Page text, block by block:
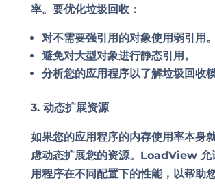
率。要优化垃圾回收：
对不需要强引用的对象使用弱引用。
避免对大型对象进行静态引用。
分析您的应用程序以了解垃圾回收模
3. 动态扩展资源
如果您的应用程序的内存使用率本身
虑动态扩展您的资源。LoadView 允
用程序在不同配置下的性能，以帮助